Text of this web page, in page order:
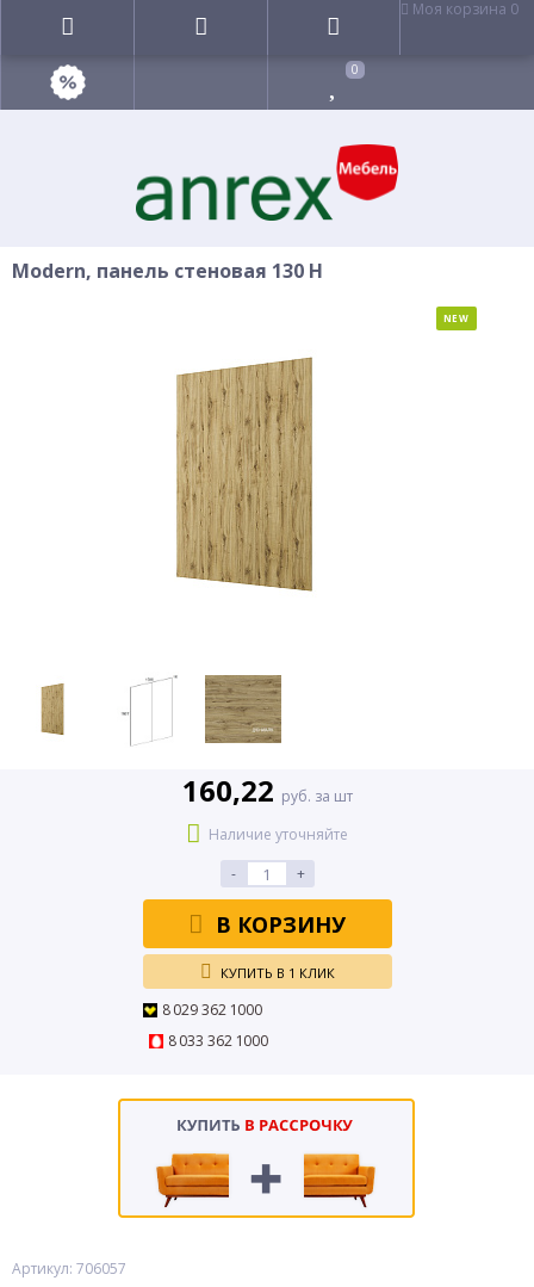
0
Modern, панель стеновая 130 Н
NEW
160,22 руб. за шт
Наличие уточняйте
-
+
В КОРЗИНУ
КУПИТЬ В 1 КЛИК
8 029 362 1000
8 033 362 1000
Артикул: 706057
Моя корзина 0